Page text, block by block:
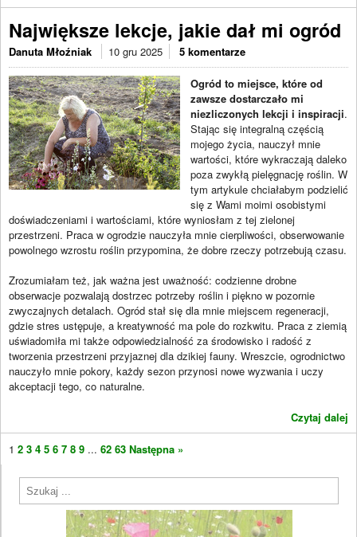
Największe lekcje, jakie dał mi ogród
Danuta Młoźniak 10 gru 2025 5 komentarze
Ogród to miejsce, które od
zawsze dostarczało mi
niezliczonych lekcji i inspiracji.
Stając się integralną częścią
mojego życia, nauczył mnie
wartości, które wykraczają daleko
poza zwykłą pielęgnację roślin. W
tym artykule chciałabym podzielić
się z Wami moimi osobistymi
doświadczeniami i wartościami, które wyniosłam z tej zielonej
przestrzeni. Praca w ogrodzie nauczyła mnie cierpliwości, obserwowanie
powolnego wzrostu roślin przypomina, że dobre rzeczy potrzebują czasu.
Zrozumiałam też, jak ważna jest uważność: codzienne drobne
obserwacje pozwalają dostrzec potrzeby roślin i piękno w pozornie
zwyczajnych detalach. Ogród stał się dla mnie miejscem regeneracji,
gdzie stres ustępuje, a kreatywność ma pole do rozkwitu. Praca z ziemią
uświadomiła mi także odpowiedzialność za środowisko i radość z
tworzenia przestrzeni przyjaznej dla dzikiej fauny. Wreszcie, ogrodnictwo
nauczyło mnie pokory, każdy sezon przynosi nowe wyzwania i uczy
akceptacji tego, co naturalne.
Czytaj dalej
1 2 3 4 5 6 7 8 9 ... 62 63 Następna »